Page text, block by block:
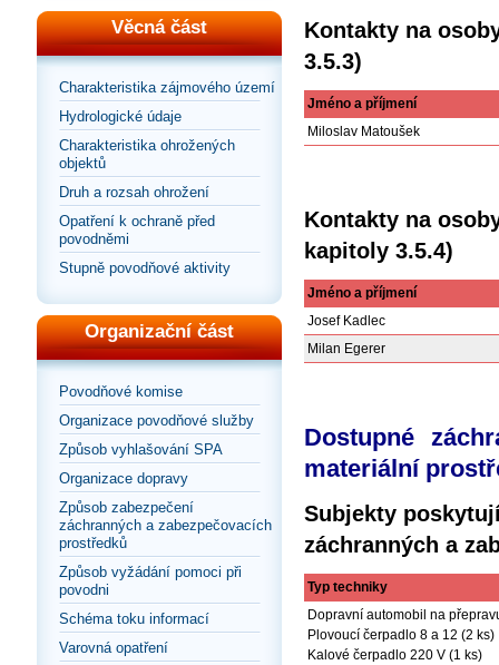
Věcná část
Charakteristika zájmového území
Hydrologické údaje
Charakteristika ohrožených
objektů
Druh a rozsah ohrožení
Opatření k ochraně před
povodněmi
Stupně povodňové aktivity
Organizační část
Povodňové komise
Organizace povodňové služby
Způsob vyhlašování SPA
Organizace dopravy
Způsob zabezpečení
záchranných a zabezpečovacích
prostředků
Způsob vyžádání pomoci při
povodni
Schéma toku informací
Varovná opatření
Kontakty na
3.5.3)
Jméno a příjmení
Miloslav Matoušek
Kontakty na
kapitoly 3.5.4)
Jméno a příjmení
Josef Kadlec
Milan Egerer
Dostupné
materiální
Subjekty
záchranných a
Typ techniky
Dopravní automobil na
Plovoucí čerpadlo 8 a 12 (2 ks)
Kalové čerpadlo 220 V (1 ks)